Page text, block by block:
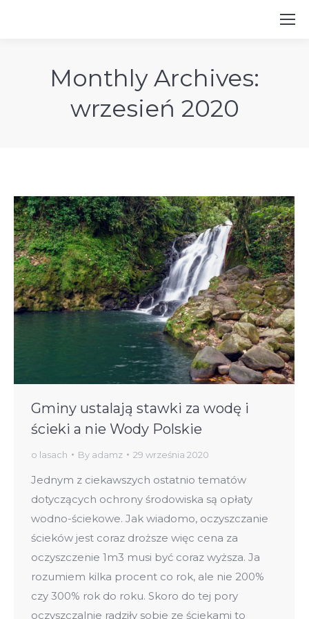
Monthly Archives:
wrzesień 2020
Gminy ustalają stawki za wodę i
ścieki a nie Wody Polskie
o lasach By adamz 29 września 2020
Jednym z ciekawszych ostatnio tematów
dotyczących ochrony środowiska są opłaty
wodno-ściekowe. Jak wiadomo, oczyszczanie
ścieków jest coraz droższe więc cena za
oczyszczenie 1m3 musi być coraz wyższa. Ja
rozumiem kilka procent co rok, ale nie 200%
czy 300% rok do roku. Skoro do tej pory
oczyszczalnie radziły sobie ze ściekami to